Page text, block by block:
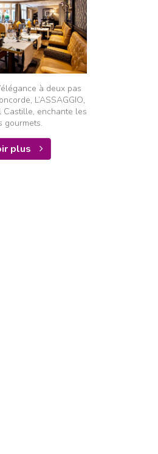
à deux pas
L’ASSAGGIO,
Castille, enchante les
gourmets.
plus